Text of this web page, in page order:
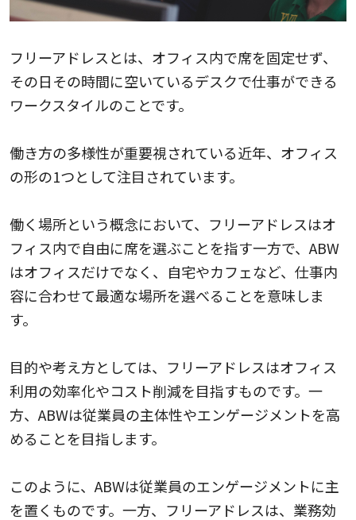
フリーアドレスとは、オフィス内で席を固定せず、
その日その時間に空いているデスクで仕事ができる
ワークスタイルのことです。
働き方の多様性が重要視されている近年、オフィス
の形の1つとして注目されています。
働く場所という概念において、フリーアドレスはオ
フィス内で自由に席を選ぶことを指す一方で、ABW
はオフィスだけでなく、自宅やカフェなど、仕事内
容に合わせて最適な場所を選べることを意味しま
す。
目的や考え方としては、フリーアドレスはオフィス
利用の効率化やコスト削減を目指すものです。一
方、ABWは従業員の主体性やエンゲージメントを高
めることを目指します。
このように、ABWは従業員のエンゲージメントに主
を置くものです。一方、フリーアドレスは、業務効